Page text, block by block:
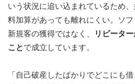
いう状況に追い込まれているため
料加算があっても離れにくい。ソ
新規客の獲得ではなく、
リピータ
ことで成立しています。
「自己破産したばかりでどこにも